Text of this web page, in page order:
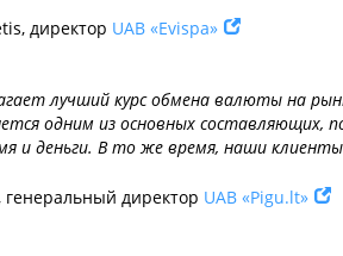
директор UAB «Evispa»
лучший курс обмена валюты на
одним из основных составляющих,
и деньги. В то же время, наши
генеральный директор UAB «Pigu.lt»